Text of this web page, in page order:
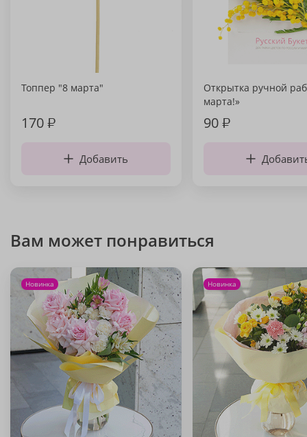
Топпер "8 марта"
170₽
Добавить
Открытка ручной
марта!»
90₽
Вам может понравиться
Новинка Новинка